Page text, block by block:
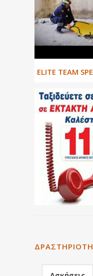
ΕLITE TEAM